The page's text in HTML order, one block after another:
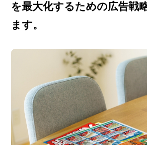
を最大化するための広告戦
ます。